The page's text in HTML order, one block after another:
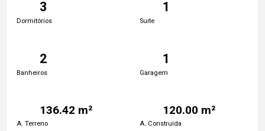
3
Dormitórios
1
Suite
2
Banheiros
1
Garagem
136.42 m²
A. Terreno
120.00 m²
A. Construída